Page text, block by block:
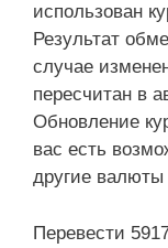
использован
Результат
случае
пересчитан в
Обновление
вас есть
другие
Перевести